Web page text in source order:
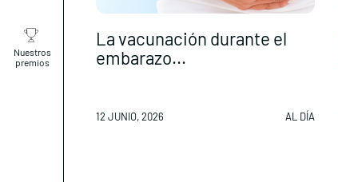
Nuestros
premios
La vacunación durante el
embarazo...
12 JUNIO, 2026 AL DÍA